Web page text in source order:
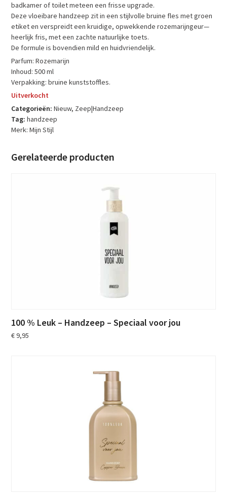
badkamer of toilet meteen een frisse upgrade.
Deze vloeibare handzeep zit in een stijlvolle bruine fles met groen
etiket en verspreidt een kruidige, opwekkende rozemarijngeur—
heerlijk fris, met een zachte natuurlijke toets.
De formule is bovendien mild en huidvriendelijk.
Parfum: Rozemarijn
Inhoud: 500 ml
Verpakking: bruine kunststoffles.
Uitverkocht
Categorieën: Nieuw, Zeep|Handzeep
Tag: handzeep
Merk:Mijn Stijl
Gerelateerde producten
100 % Leuk – Handzeep – Speciaal voor jou
€9,95